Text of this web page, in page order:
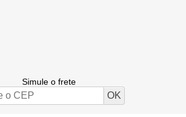
Simule o frete